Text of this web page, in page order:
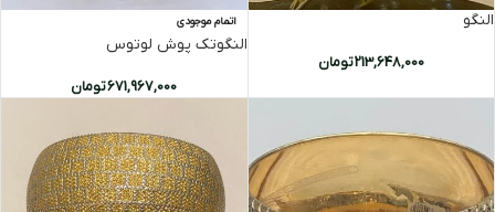
النگو
213,648,000تومان
اتمام موجودی
النگوتک پوش لوتوس
671,967,000تومان